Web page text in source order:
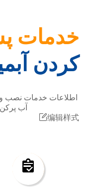
خدمات
کردن
اطلاعات خدمات نصب و
آب
编辑样式